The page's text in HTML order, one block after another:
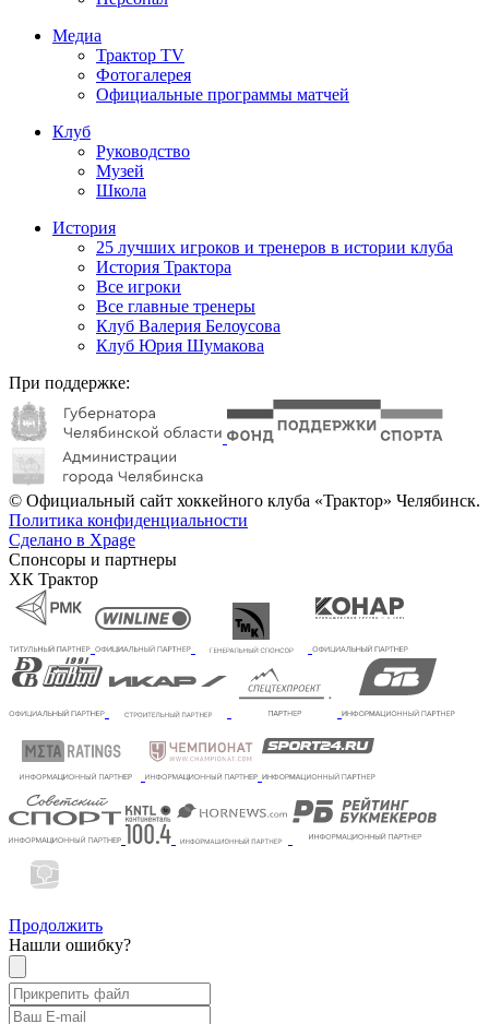
Медиа
Трактор TV
Фотогалерея
Официальные программы матчей
Клуб
Руководство
Музей
Школа
История
25 лучших игроков и тренеров в истории клуба
История Трактора
Все игроки
Все главные тренеры
Клуб Валерия Белоусова
Клуб Юрия Шумакова
При поддержке:
© Официальный сайт хоккейного клуба «Трактор» Челябинск.
Политика конфиденциальности
Сделано в Xpage
Спонсоры и партнеры
ХК Трактор
Продолжить
Нашли ошибку?